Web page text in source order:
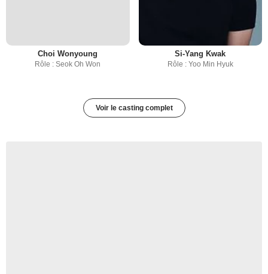
Choi Wonyoung
Rôle : Seok Oh Won
Si-Yang Kwak
Rôle : Yoo Min Hyuk
Voir le casting complet